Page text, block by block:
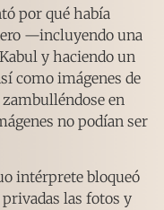
por qué había
—incluyendo una
y haciendo un
como imágenes de
en
no podían ser
intérprete bloqueó
las fotos y